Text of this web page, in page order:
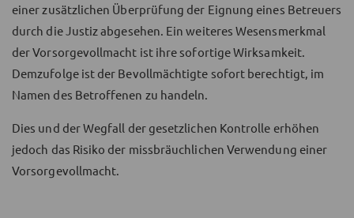
einer zusätzlichen Überprüfung der Eignung eines Betreuers
durch die Justiz abgesehen. Ein weiteres Wesensmerkmal
der Vorsorgevollmacht ist ihre sofortige Wirksamkeit.
Demzufolge ist der Bevollmächtigte sofort berechtigt, im
Namen des Betroffenen zu handeln.
Dies und der Wegfall der gesetzlichen Kontrolle erhöhen
jedoch das Risiko der missbräuchlichen Verwendung einer
Vorsorgevollmacht.